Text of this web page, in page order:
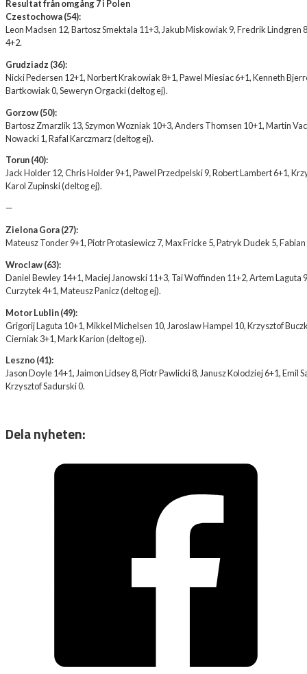
Resultat från omgång 7 i Polen
Czestochowa (54):
Leon Madsen 12, Bartosz Smektala 11+3, Jakub Miskowiak 9, Fredrik Lindgren
4+2.
Grudziadz (36):
Nicki Pedersen 12+1, Norbert Krakowiak 8+1, Pawel Miesiac 6+1, Kenneth
Bartkowiak 0, Seweryn Orgacki (deltog ej).
Gorzow (50):
Bartosz Zmarzlik 13, Szymon Wozniak 10+3, Anders Thomsen 10+1, Martin
Nowacki 1, Rafal Karczmarz (deltog ej).
Torun (40):
Jack Holder 12, Chris Holder 9+1, Pawel Przedpelski 9, Robert Lambert 6+1,
Karol Zupinski (deltog ej).
—
Zielona Gora (27):
Mateusz Tonder 9+1, Piotr Protasiewicz 7, Max Fricke 5, Patryk Dudek 5,
Wroclaw (63):
Daniel Bewley 14+1, Maciej Janowski 11+3, Tai Woffinden 11+2, Artem Laguta
Curzytek 4+1, Mateusz Panicz (deltog ej).
Motor Lublin (49):
Grigorij Laguta 10+1, Mikkel Michelsen 10, Jaroslaw Hampel 10, Krzysztof
Cierniak 3+1, Mark Karion (deltog ej).
Leszno (41):
Jason Doyle 14+1, Jaimon Lidsey 8, Piotr Pawlicki 8, Janusz Kolodziej 6+1,
Krzysztof Sadurski 0.
Dela nyheten: